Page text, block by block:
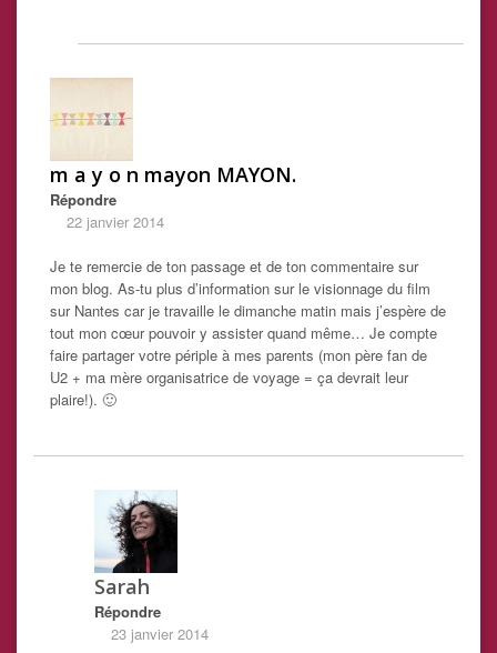
m a y o n mayon MAYON.
Répondre
22 janvier 2014
Je te remercie de ton passage et de ton commentaire sur
mon blog. As-tu plus d’information sur le visionnage du film
sur Nantes car je travaille le dimanche matin mais j’espère de
tout mon cœur pouvoir y assister quand même… Je compte
faire partager votre périple à mes parents (mon père fan de
U2 + ma mère organisatrice de voyage = ça devrait leur
plaire!). 🙂
Sarah
Répondre
23 janvier 2014